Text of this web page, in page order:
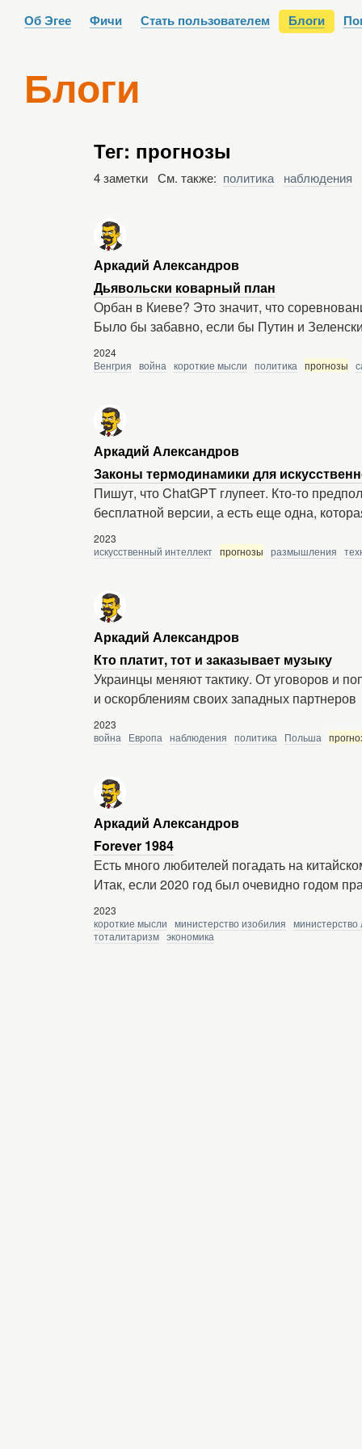
Об Эгее Фичи Стать пользователем Блоги
Блоги
Тег: прогнозы
4 заметки См. также: политика наблюдения
Аркадий Александров
Дьявольски коварный план
Орбан в Киеве? Это значит, что
Было бы забавно, если бы Путин и
2024
Венгрия война короткие мысли политика прогнозы
Аркадий Александров
Законы термодинамики для
Пишут, что ChatGPT глупеет. Кто-то
бесплатной версии, а есть еще одна,
2023
искусственный интеллект прогнозы размышления
Аркадий Александров
Кто платит, тот и заказывает музыку
Украинцы меняют тактику. От уговоров и
и оскорблениям своих западных партнеров
2023
война
Европа наблюдения политика Польша
Аркадий Александров
Forever 1984
Есть много любителей погадать на
Итак, если 2020 год был очевидно годом
2023
короткие мысли министерство изобилия министерство
тоталитаризм экономика